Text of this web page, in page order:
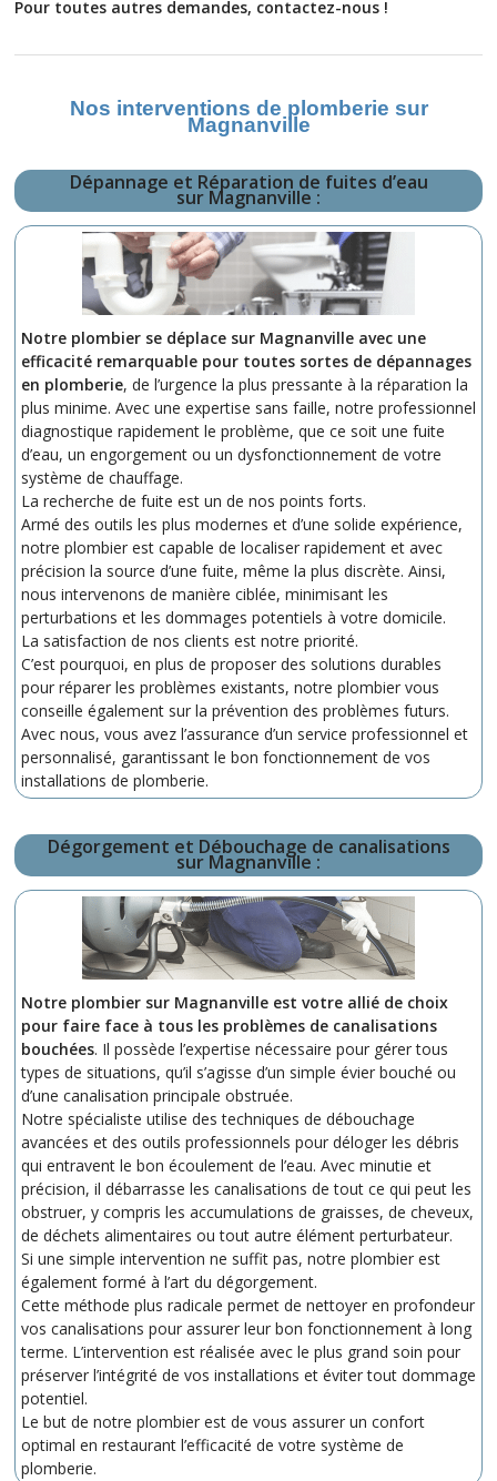
Pour toutes autres demandes, contactez-nous !
Nos interventions de plomberie sur
Magnanville
Dépannage et Réparation de fuites d’eau
sur Magnanville :
Notre plombier se déplace sur Magnanville avec une
efficacité remarquable pour toutes sortes de dépannages
en plomberie, de l’urgence la plus pressante à la réparation la
plus minime. Avec une expertise sans faille, notre professionnel
diagnostique rapidement le problème, que ce soit une fuite
d’eau, un engorgement ou un dysfonctionnement de votre
système de chauffage.
La recherche de fuite est un de nos points forts.
Armé des outils les plus modernes et d’une solide expérience,
notre plombier est capable de localiser rapidement et avec
précision la source d’une fuite, même la plus discrète. Ainsi,
nous intervenons de manière ciblée, minimisant les
perturbations et les dommages potentiels à votre domicile.
La satisfaction de nos clients est notre priorité.
C’est pourquoi, en plus de proposer des solutions durables
pour réparer les problèmes existants, notre plombier vous
conseille également sur la prévention des problèmes futurs.
Avec nous, vous avez l’assurance d’un service professionnel et
personnalisé, garantissant le bon fonctionnement de vos
installations de plomberie.
Dégorgement et Débouchage de canalisations
sur Magnanville :
Notre plombier sur Magnanville est votre allié de choix
pour faire face à tous les problèmes de canalisations
bouchées. Il possède l’expertise nécessaire pour gérer tous
types de situations, qu’il s’agisse d’un simple évier bouché ou
d’une canalisation principale obstruée.
Notre spécialiste utilise des techniques de débouchage
avancées et des outils professionnels pour déloger les débris
qui entravent le bon écoulement de l’eau. Avec minutie et
précision, il débarrasse les canalisations de tout ce qui peut les
obstruer, y compris les accumulations de graisses, de cheveux,
de déchets alimentaires ou tout autre élément perturbateur.
Si une simple intervention ne suffit pas, notre plombier est
également formé à l’art du dégorgement.
Cette méthode plus radicale permet de nettoyer en profondeur
vos canalisations pour assurer leur bon fonctionnement à long
terme. L’intervention est réalisée avec le plus grand soin pour
préserver l’intégrité de vos installations et éviter tout dommage
potentiel.
Le but de notre plombier est de vous assurer un confort
optimal en restaurant l’efficacité de votre système de
plomberie.